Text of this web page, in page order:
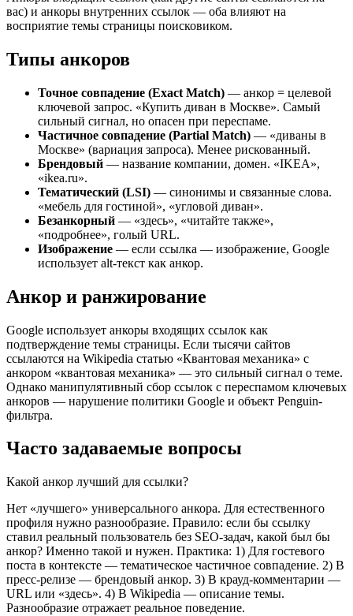
вас) и анкоры внутренних ссылок — оба влияют на
восприятие темы страницы поисковиком.
Типы анкоров
Точное совпадение (Exact Match) — анкор = целевой
ключевой запрос. «Купить диван в Москве». Самый
сильный сигнал, но опасен при переспаме.
Частичное совпадение (Partial Match) — «диваны в
Москве» (вариация запроса). Менее рискованный.
Брендовый — название компании, домен. «IKEA»,
«ikea.ru».
Тематический (LSI) — синонимы и связанные слова.
«мебель для гостиной», «угловой диван».
Безанкорный — «здесь», «читайте также»,
«подробнее», голый URL.
Изображение — если ссылка — изображение, Google
использует alt-текст как анкор.
Анкор и ранжирование
Google использует анкоры входящих ссылок как
подтверждение темы страницы. Если тысячи сайтов
ссылаются на Wikipedia статью «Квантовая механика» с
анкором «квантовая механика» — это сильный сигнал о теме.
Однако манипулятивный сбор ссылок с переспамом ключевых
анкоров — нарушение политики Google и объект Penguin-
фильтра.
Часто задаваемые вопросы
Какой анкор лучший для ссылки?
Нет «лучшего» универсального анкора. Для естественного
профиля нужно разнообразие. Правило: если бы ссылку
ставил реальный пользователь без SEO-задач, какой был бы
анкор? Именно такой и нужен. Практика: 1) Для гостевого
поста в контексте — тематическое частичное совпадение. 2) В
пресс-релизе — брендовый анкор. 3) В крауд-комментарии —
URL или «здесь». 4) В Wikipedia — описание темы.
Разнообразие отражает реальное поведение.